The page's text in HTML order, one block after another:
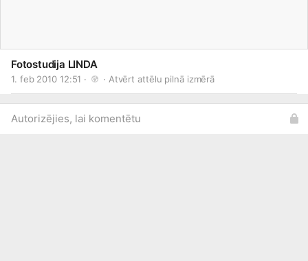
Fotostudija LINDA
1. feb 2010 12:51 · · Atvērt attēlu pilnā izmērā
Autorizējies, lai komentētu